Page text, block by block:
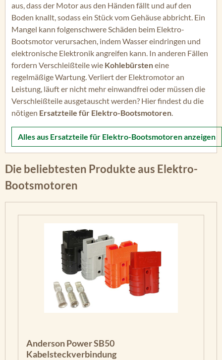
aus, dass der Motor aus den Händen fällt und auf den
Boden knallt, sodass ein Stück vom Gehäuse abbricht. Ein
Mangel kann folgenschwere Schäden beim Elektro-
Bootsmotor verursachen, indem Wasser eindringen und
elektronische Elektronik angreifen kann. In anderen Fällen
fordern Verschleißteile wie Kohlebürsteneine
regelmäßige Wartung. Verliert der Elektromotor an
Leistung, läuft er nicht mehr einwandfrei oder müssen die
Verschleißteile ausgetauscht werden? Hier findest du die
nötigen Ersatzteile für Elektro-Bootsmotoren.
Alles aus Ersatzteile für Elektro-Bootsmotorenanzeigen
Die beliebtesten Produkte aus Elektro-
Bootsmotoren
Anderson Power SB50
Kabelsteckverbindung